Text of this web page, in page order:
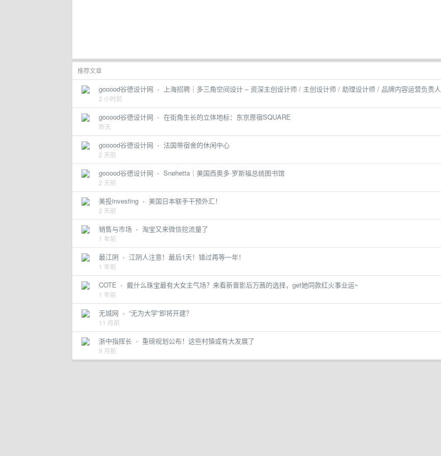
推荐文章
gooood谷德设计网 · 上海招聘｜多三角空间设计 – 资深主创设计师 / 主创设计师 / 助理设计师 / 品牌内容运营负责人
2 小时前
gooood谷德设计网 · 在街角生长的立体地标：东京原宿SQUARE
昨天
gooood谷德设计网 · 法国带宿舍的休闲中心
2 天前
gooood谷德设计网 · Snøhetta｜美国西奥多·罗斯福总统图书馆
2 天前
美投investing · 美国日本联手干预外汇！
2 天前
销售与市场 · 淘宝又来微信挖流量了
1 年前
最江阴 · 江阴人注意！最后1天！错过再等一年！
1 年前
COTE · 戴什么珠宝最有大女主气场？来看新晋影后万茜的选择，get她同款红火事业运~
1 年前
无城网 · “无为大学”即将开建？
11 月前
浙中指挥长 · 重磅规划公布！这些村镇或有大发展了
9 月前